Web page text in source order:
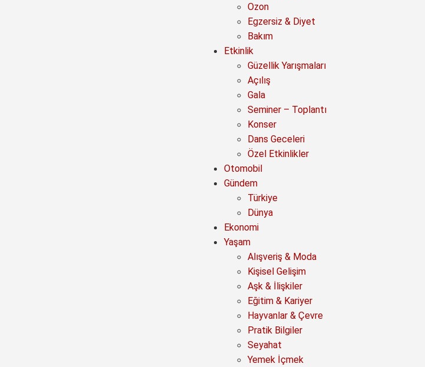
Ozon
Egzersiz & Diyet
Bakım
Etkinlik
Güzellik Yarışmaları
Açılış
Gala
Seminer – Toplantı
Konser
Dans Geceleri
Özel Etkinlikler
Otomobil
Gündem
Türkiye
Dünya
Ekonomi
Yaşam
Alışveriş & Moda
Kişisel Gelişim
Aşk & İlişkiler
Eğitim & Kariyer
Hayvanlar & Çevre
Pratik Bilgiler
Seyahat
Yemek İçmek